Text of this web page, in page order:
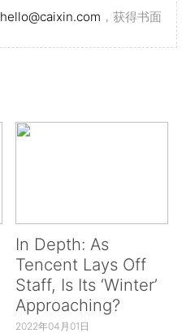
hello@caixin.com ，获得书面
In Depth: As
Tencent Lays Off
Staff, Is Its ‘Winter’
Approaching?
2022年04月01日